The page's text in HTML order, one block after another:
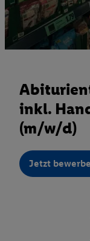
inkl.
(m/w/d)
Jetzt